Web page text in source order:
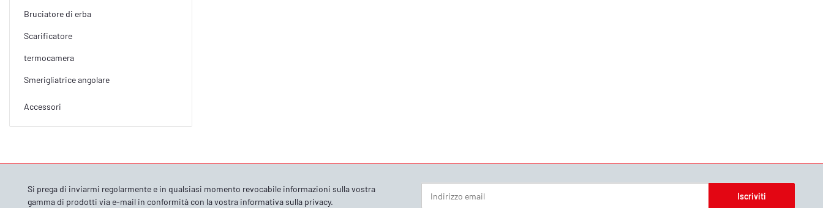
Bruciatore di erba
Scarificatore
termocamera
Smerigliatrice angolare
Accessori
Si prega di inviarmi regolarmente e in qualsiasi momento revocabile informazioni sulla vostra
gamma di prodotti via e-mail in conformità con la vostra informativa sulla privacy.
Iscriviti